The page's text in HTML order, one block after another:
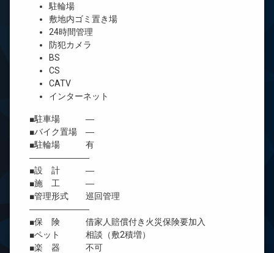
駐輪場
敷地内ゴミ置き場
24時間管理
防犯カメラ
BS
CS
CATV
インターネット
■駐車場 ―
■バイク置場 ―
■駐輪場 有
―――――――
■設 計 ―
■施 工 ―
■管理形式 巡回管理
―――――――
■保 険 借家人賠償付き火災保険要加入
■ペット 相談（敷2積増）
■楽 器 不可